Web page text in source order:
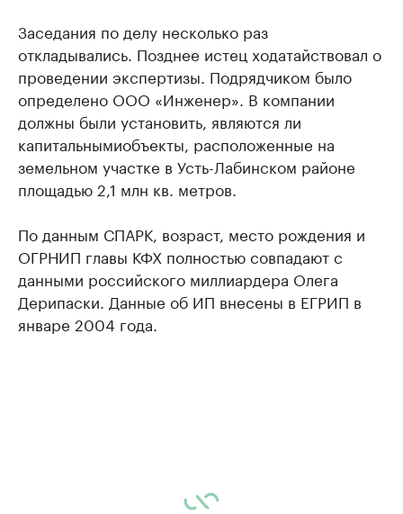
Заседания по делу несколько раз
откладывались. Позднее истец ходатайствовал о
проведении экспертизы. Подрядчиком было
определено ООО «Инженер». В компании
должны были установить, являются ли
капитальнымиобъекты, расположенные на
земельном участке в Усть-Лабинском районе
площадью 2,1 млн кв. метров.
По данным СПАРК, возраст, место рождения и
ОГРНИП главы КФХ полностью совпадают с
данными российского миллиардера Олега
Дерипаски. Данные об ИП внесены в ЕГРИП в
январе 2004 года.